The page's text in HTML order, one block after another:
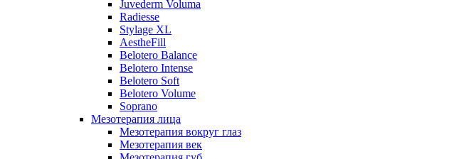
Juvederm Voluma
Radiesse
Stylage XL
AestheFill
Belotero Balance
Belotero Intense
Belotero Soft
Belotero Volume
Soprano
Мезотерапия лица
Мезотерапия вокруг глаз
Мезотерапия век